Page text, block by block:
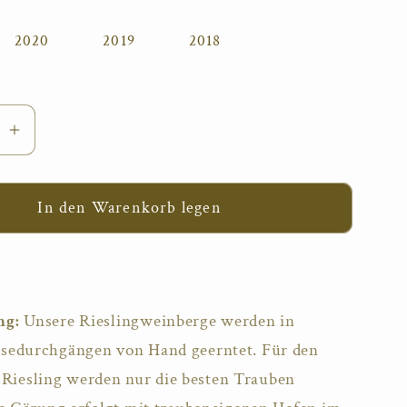
2020 2019 2018
Erhöhe
Menge
Morstein
In den Warenkorb legen
Unsere Rieslingweinberge werden in
von Hand geerntet. Für den
werden nur die besten Trauben